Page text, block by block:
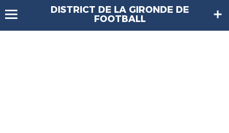
DISTRICT DE LA GIRONDE DE
FOOTBALL